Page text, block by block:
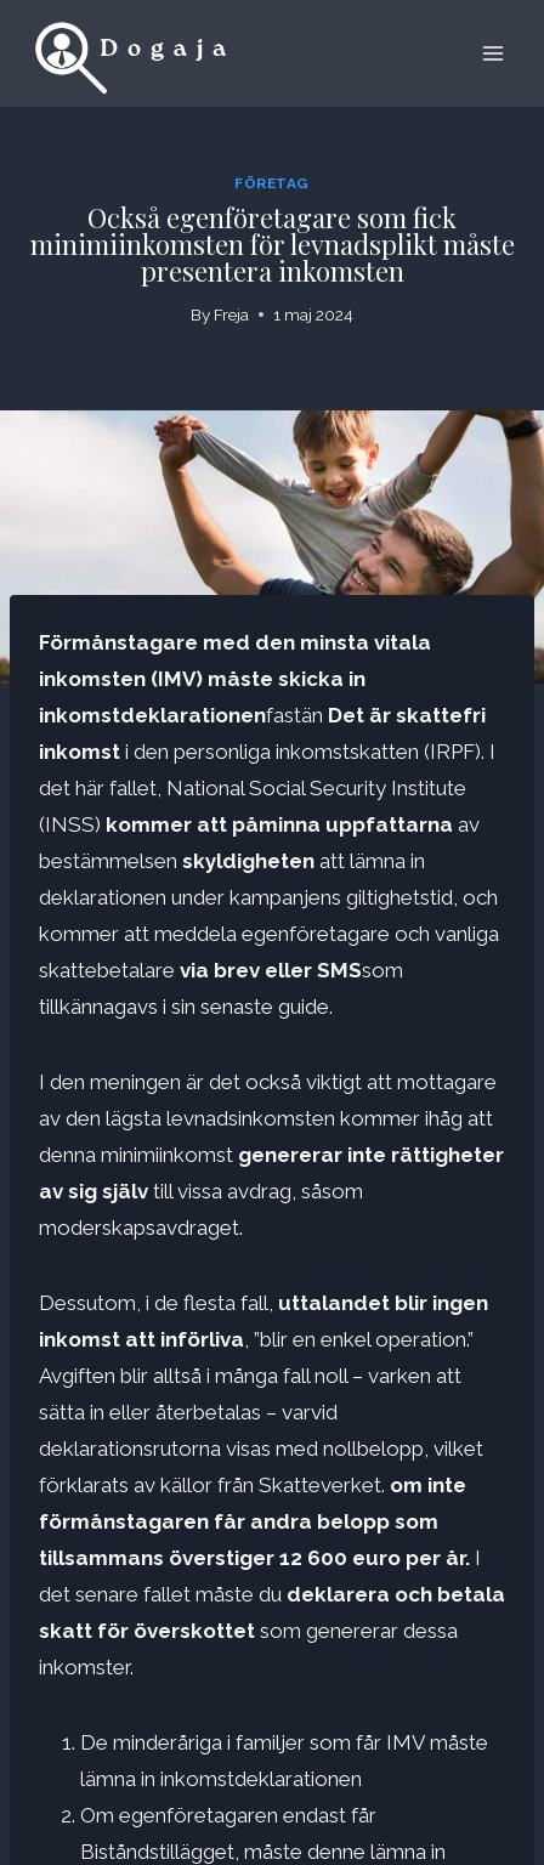
FÖRETAG
Också egenföretagare som fick
minimiinkomsten för levnadsplikt måste
presentera inkomsten
By Freja 1 maj 2024
Förmånstagare med den minsta vitala
inkomsten (IMV) måste skicka in
inkomstdeklarationenfastän Det är skattefri
inkomst i den personliga inkomstskatten (IRPF). I
det här fallet, National Social Security Institute
(INSS) kommer att påminna uppfattarna av
bestämmelsen skyldigheten att lämna in
deklarationen under kampanjens giltighetstid, och
kommer att meddela egenföretagare och vanliga
skattebetalare via brev eller SMSsom
tillkännagavs i sin senaste guide.
I den meningen är det också viktigt att mottagare
av den lägsta levnadsinkomsten kommer ihåg att
denna minimiinkomst genererar inte rättigheter
av sig själv till vissa avdrag, såsom
moderskapsavdraget.
Dessutom, i de flesta fall, uttalandet blir ingen
inkomst att införliva , ”blir en enkel operation.”
Avgiften blir alltså i många fall noll – varken att
sätta in eller återbetalas – varvid
deklarationsrutorna visas med nollbelopp, vilket
förklarats av källor från Skatteverket. om inte
förmånstagaren får andra belopp som
tillsammans överstiger 12 600 euro per år. I
det senare fallet måste du deklarera och betala
skatt för överskottet som genererar dessa
inkomster.
De minderåriga i familjer som får IMV måste
lämna in inkomstdeklarationen
Om egenföretagaren endast får
Biståndstillägget, måste denne lämna in